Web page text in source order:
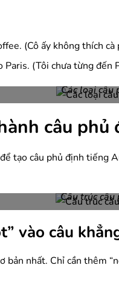
(Cô ấy không thích cà
Paris. (Tôi chưa từng đến
Các loại câu
câu
tạo câu phủ định tiếng
Cấu trúc câu
vào câu
bản nhất. Chỉ cần thêm